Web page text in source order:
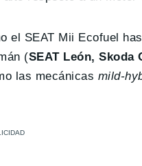
el SEAT Mii Ecofuel
(SEAT León,
las mecánicas mild-